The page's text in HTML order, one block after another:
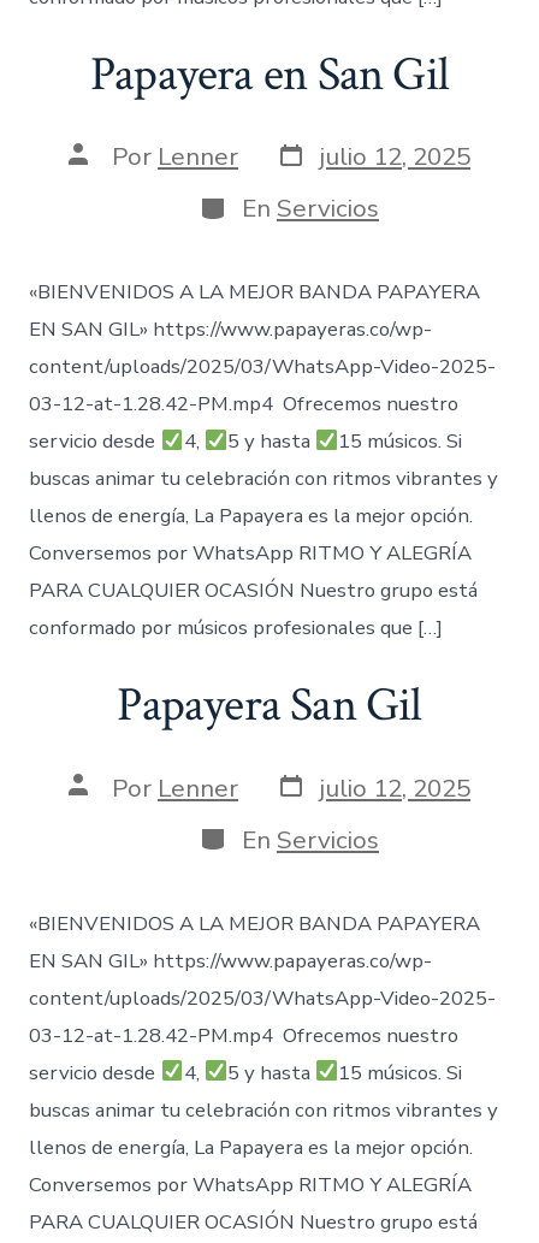
Papayera en San Gil
AutorPor Lenner Fecha
de
publicación
julio 12, 2025
Categorías
En Servicios
«BIENVENIDOS A LA MEJOR BANDA PAPAYERA
EN SAN GIL» https://www.papayeras.co/wp-
content/uploads/2025/03/WhatsApp-Video-2025-
03-12-at-1.28.42-PM.mp4 Ofrecemos nuestro
servicio desde
4, 5 y hasta
15 músicos. Si
buscas animar tu celebración con ritmos vibrantes y
llenos de energía, La Papayera es la mejor opción.
Conversemos por WhatsApp RITMO Y ALEGRÍA
PARA CUALQUIER OCASIÓN Nuestro grupo está
conformado por músicos profesionales que […]
Papayera San Gil
AutorPor Lenner Fecha
de
publicación
julio 12, 2025
Categorías
En Servicios
«BIENVENIDOS A LA MEJOR BANDA PAPAYERA
EN SAN GIL» https://www.papayeras.co/wp-
content/uploads/2025/03/WhatsApp-Video-2025-
03-12-at-1.28.42-PM.mp4 Ofrecemos nuestro
servicio desde
4, 5 y hasta
15 músicos. Si
buscas animar tu celebración con ritmos vibrantes y
llenos de energía, La Papayera es la mejor opción.
Conversemos por WhatsApp RITMO Y ALEGRÍA
PARA CUALQUIER OCASIÓN Nuestro grupo está